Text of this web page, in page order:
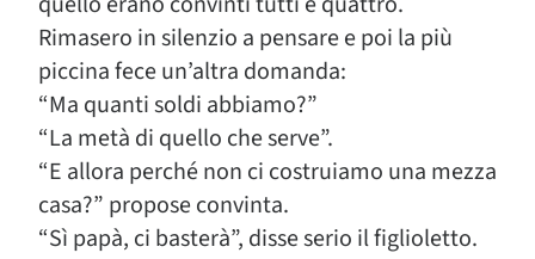
Rimasero in silenzio a pensare e poi la più
piccina fece un’altra domanda:
“Ma quanti soldi abbiamo?”
“La metà di quello che serve”.
“E allora perché non ci costruiamo una mezza
casa?” propose convinta.
“Sì papà, ci basterà”, disse serio il figlioletto.